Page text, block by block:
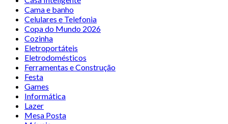
Cama e banho
Celulares e Telefonia
Copa do Mundo 2026
Cozinha
Eletroportáteis
Eletrodomésticos
Ferramentas e Construção
Festa
Games
Informática
Lazer
Mesa Posta